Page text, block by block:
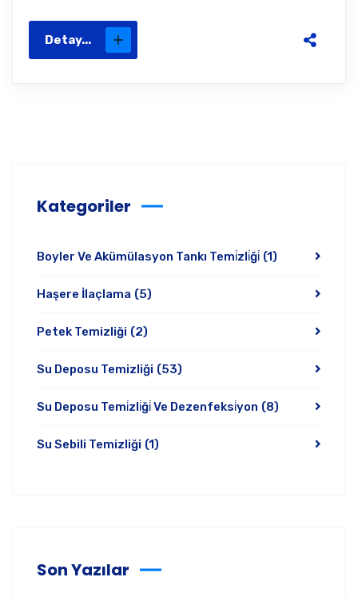
Detay...
Kategoriler
Boyler Ve Akümülasyon Tankı Temi̇zli̇ği̇ (1)
Haşere İlaçlama (5)
Petek Temizliği (2)
Su Deposu Temizliği (53)
Su Deposu Temi̇zli̇ği̇ Ve Dezenfeksi̇yon (8)
Su Sebili Temizliği (1)
Son Yazılar